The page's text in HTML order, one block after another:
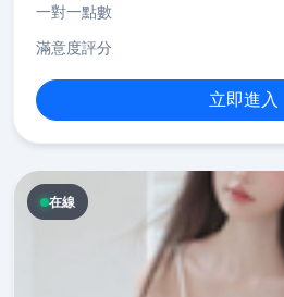
一對一點數
滿意度評分
立即進入
在線